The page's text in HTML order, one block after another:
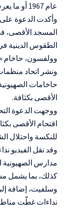
عام 1967 أو ما يعرف بـ»يوم توحيد القدس».
وأكدت الدعوة
المسجد الأقصى،
الطقوس الدينية
وولفسون، حاخام
حاخامات
الأقصى بكثافة.
ووجهت الدعوة
اقتحام الأقصى
للنكسة واحتلال
وقد نقل الفيديو
مدارس الصهيونية
كذلك، بما يشمل
وسلفيت، إضافة
نداءات غطّت